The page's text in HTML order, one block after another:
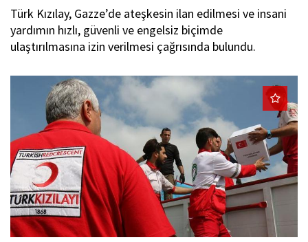
Türk Kızılay, Gazze’de ateşkesin ilan edilmesi ve insani
yardımın hızlı, güvenli ve engelsiz biçimde
ulaştırılmasına izin verilmesi çağrısında bulundu.